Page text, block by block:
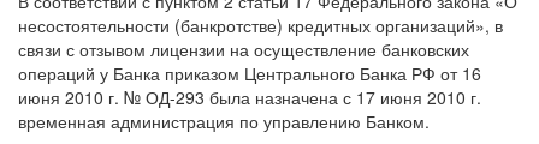
несостоятельности (банкротстве) кредитных организаций», в
связи с отзывом лицензии на осуществление банковских
операций у Банка приказом Центрального Банка РФ от 16
июня 2010 г. № ОД-293 была назначена с 17 июня 2010 г.
временная администрация по управлению Банком.